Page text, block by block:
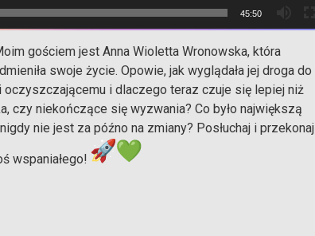
45:50
gościem jest Anna Wioletta Wronowska, która
swoje życie. Opowie, jak wyglądała jej droga do
oczyszczającemu i dlaczego teraz czuje się lepiej niż
czy niekończące się wyzwania? Co było największą
nie jest za późno na zmiany? Posłuchaj i przekonaj
wspaniałego!